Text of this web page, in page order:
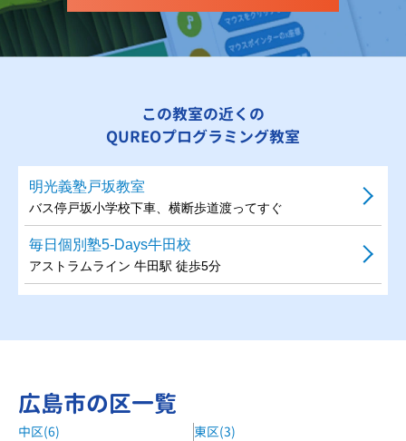
この教室の近くの
QUREOプログラミング教室
明光義塾戸坂教室
バス停戸坂小学校下車、横断歩道渡ってすぐ
毎日個別塾5-Days牛田校
アストラムライン 牛田駅 徒歩5分
広島市の区一覧
中区(6)
東区(3)